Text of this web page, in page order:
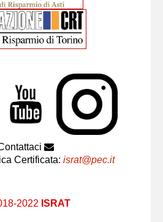
Certificata: israt@pec.it
2022 ISRAT